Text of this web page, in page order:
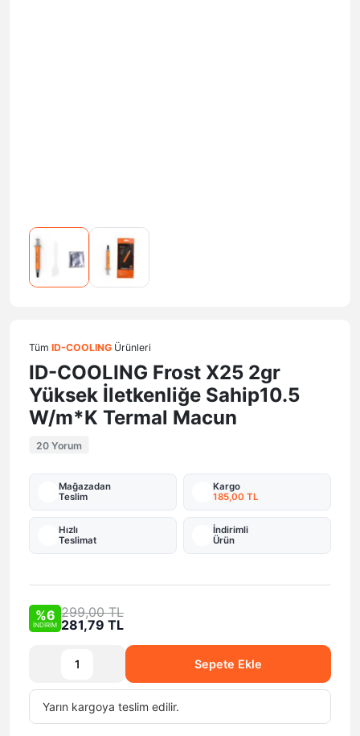
Tüm ID-COOLING Ürünleri
ID-COOLING Frost X25 2gr
Yüksek İletkenliğe Sahip10.5
W/m*K Termal Macun
20 Yorum
Mağazadan
Teslim
Kargo
185,00 TL
Hızlı
Teslimat
İndirimli
Ürün
%6
İNDİRİM
299,00 TL
281,79 TL
Sepete Ekle
Yarın kargoya teslim edilir.